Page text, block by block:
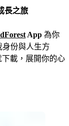
長之旅
App 為你
份與人生方
載，展開你的心